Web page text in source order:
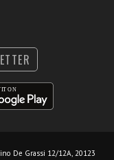
De Grassi 12/12A, 20123